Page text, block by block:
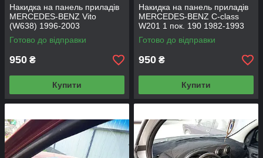
Накидка на панель приладів
MERCEDES-BENZ Vito
(W638) 1996-2003
Готово до відправки
950 ₴
Купити
Накидка на панель приладів
MERCEDES-BENZ C-class
W201 1 пок. 190 1982-1993
Готово до відправки
950 ₴
Купити